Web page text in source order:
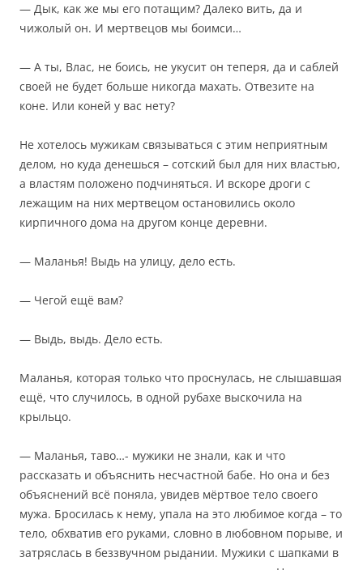
— Дык, как же мы его потащим? Далеко вить, да и
чижолый он. И мертвецов мы боимси…
— А ты, Влас, не боись, не укусит он теперя, да и саблей
своей не будет больше никогда махать. Отвезите на
коне. Или коней у вас нету?
Не хотелось мужикам связываться с этим неприятным
делом, но куда денешься – сотский был для них властью,
а властям положено подчиняться. И вскоре дроги с
лежащим на них мертвецом остановились около
кирпичного дома на другом конце деревни.
— Маланья! Выдь на улицу, дело есть.
— Чегой ещё вам?
— Выдь, выдь. Дело есть.
Маланья, которая только что проснулась, не слышавшая
ещё, что случилось, в одной рубахе выскочила на
крыльцо.
— Маланья, таво…- мужики не знали, как и что
рассказать и объяснить несчастной бабе. Но она и без
объяснений всё поняла, увидев мёртвое тело своего
мужа. Бросилась к нему, упала на это любимое когда – то
тело, обхватив его руками, словно в любовном порыве, и
затряслась в беззвучном рыдании. Мужики с шапками в